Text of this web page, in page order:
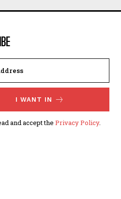
I WANT IN
and accept the Privacy Policy.